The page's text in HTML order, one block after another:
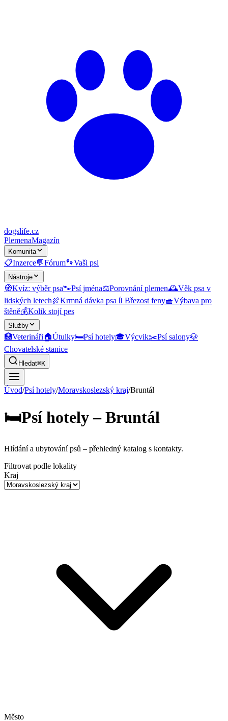
dogslife.cz
PlemenaMagazín
Komunita
📋Inzerce💬Fórum🐾Vaši psi
Nástroje
🧭Kvíz: výběr psa🐾Psí jména⚖️Porovnání plemen🕰️Věk psa v
lidských letech🍖Krmná dávka psa 🍼 Březost feny🧺Výbava pro
štěně💰Kolik stojí pes
Služby
🏥Veterináři🏠Útulky🛏️Psí hotely🎓Výcvik✂️Psí salony🐶
Chovatelské stanice
Hledat⌘K
Úvod/Psí hotely/Moravskoslezský kraj/Bruntál
🛏️Psí hotely – Bruntál
Hlídání a ubytování psů – přehledný katalog s kontakty.
Filtrovat podle lokality
Kraj
Město